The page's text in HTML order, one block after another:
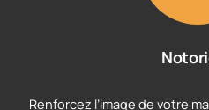
Renforcez l’image de votre